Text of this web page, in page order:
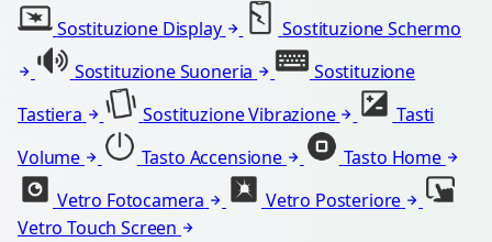
Sostituzione Display
Sostituzione Schermo
Sostituzione Suoneria
Sostituzione
Tastiera
Sostituzione Vibrazione
Tasti
Volume
Tasto Accensione
Tasto Home
Vetro Fotocamera
Vetro Posteriore
Vetro Touch Screen